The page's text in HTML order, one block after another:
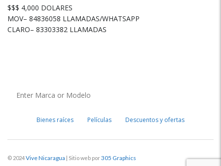
$$$ 4,000 DOLARES
MOV– 84836058 LLAMADAS/WHATSAPP
CLARO– 83303382 LLAMADAS
Bienes raíces Películas Descuentos y ofertas
© 2024Vive Nicaragua | Sitio web por 305 Graphics